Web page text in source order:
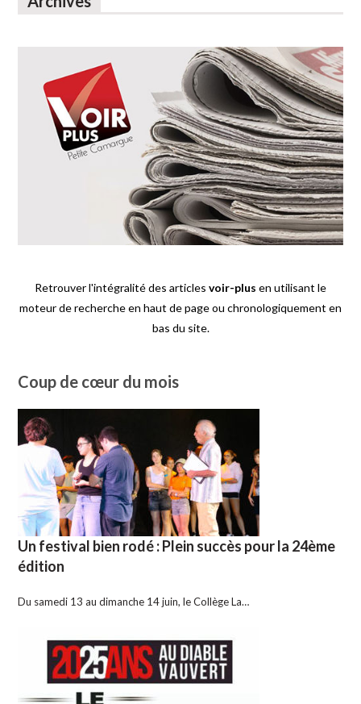
Retrouver l'intégralité des articles voir-plus en utilisant le
moteur de recherche en haut de page ou chronologiquement en
bas du site.
Coup de cœur du mois
Un festival bien rodé : Plein succès pour la 24ème
édition
Du samedi 13 au dimanche 14 juin, le Collège La…